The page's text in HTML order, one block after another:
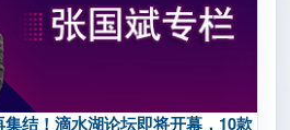
结！滴水湖论坛即将开幕，10款